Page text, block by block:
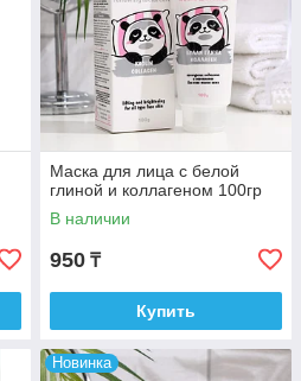
Маска для лица с белой
глиной и коллагеном 100гр
В наличии
950 ₸
Купить
Новинка